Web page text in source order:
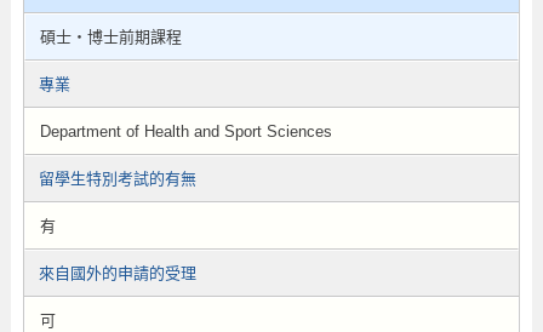
碩士・博士前期課程
專業
Department of Health and Sport Sciences
留學生特別考試的有無
有
來自國外的申請的受理
可